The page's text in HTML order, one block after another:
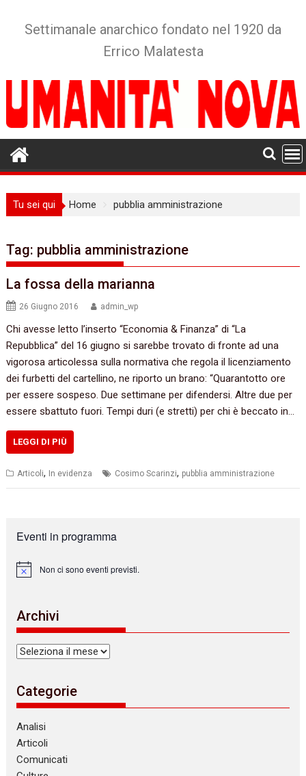
Settimanale anarchico fondato nel 1920 da
Errico Malatesta
Tu sei qui Home pubblia amministrazione
Tag: pubblia amministrazione
La fossa della marianna
26 Giugno 2016 admin_wp
Chi avesse letto l’inserto‭ “‬Economia‭ & ‬Finanza‭” ‬di‭ “‬La
Repubblica‭” ‬del‭ ‬16‭ ‬giugno si sarebbe trovato di fronte ad una
vigorosa articolessa sulla normativa che regola il licenziamento
dei furbetti del cartellino,‭ ‬ne riporto un brano: ‭“‬Quarantotto ore
per essere sospeso.‭ ‬Due settimane per difendersi.‭ ‬Altre due per
essere sbattuto fuori.‭ ‬Tempi duri‭ (‬e stretti‭) ‬per chi è beccato in…
LEGGI DI PIÙ
Articoli, In evidenza Cosimo Scarinzi, pubblia amministrazione
Eventi in programma
N
c
e
Non ci sono eventi previsti.
Archivi
Archivi
Categorie
Analisi
Articoli
Comunicati